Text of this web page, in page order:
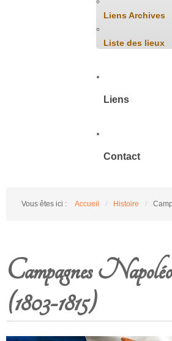
Liens Archives
Liste des lieux
Liens
Contact
Vous êtes ici : Accueil / Histoire /
Campagnes
(1803-1815)